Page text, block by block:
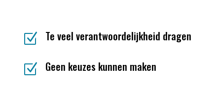
Z Te veel verantwoordelijkheid dragen
Z Geen keuzes kunnen maken